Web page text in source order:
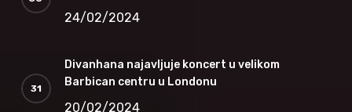
24/02/2024
Divanhana najavljuje koncert u velikom
Barbican centru u Londonu
20/02/2024